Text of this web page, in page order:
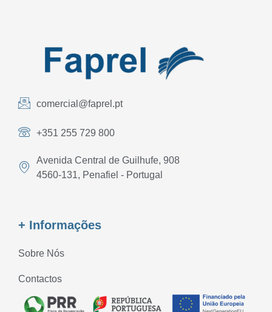
comercial@faprel.pt
+351 255 729 800
Avenida Central de Guilhufe, 908
4560-131, Penafiel - Portugal
+ Informações
Sobre Nós
Contactos